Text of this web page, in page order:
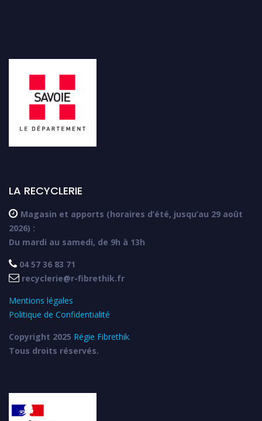
LA RECYCLERIE
 Magasin et apports (horaires d’été, jusqu’au 29 août
2026) :
Du mardi au samedi, de 9h à 13h
 04 57 36 83 71
 recyclerie@r-fibrethik.fr
Mentions légales
Politique de Confidentialité
Copyright 2025 Régie Fibrethik.
Tous droits réservés.